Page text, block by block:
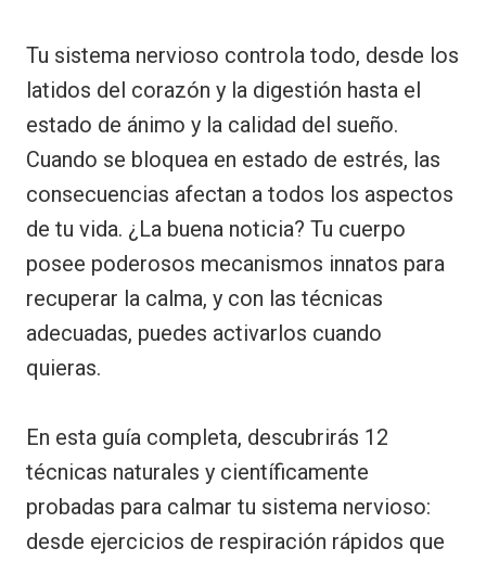
Tu sistema nervioso controla todo, desde los
latidos del corazón y la digestión hasta el
estado de ánimo y la calidad del sueño.
Cuando se bloquea en estado de estrés, las
consecuencias afectan a todos los aspectos
de tu vida. ¿La buena noticia? Tu cuerpo
posee poderosos mecanismos innatos para
recuperar la calma, y con las técnicas
adecuadas, puedes activarlos cuando
quieras.
En esta guía completa, descubrirás 12
técnicas naturales y científicamente
probadas para calmar tu sistema nervioso:
desde ejercicios de respiración rápidos que